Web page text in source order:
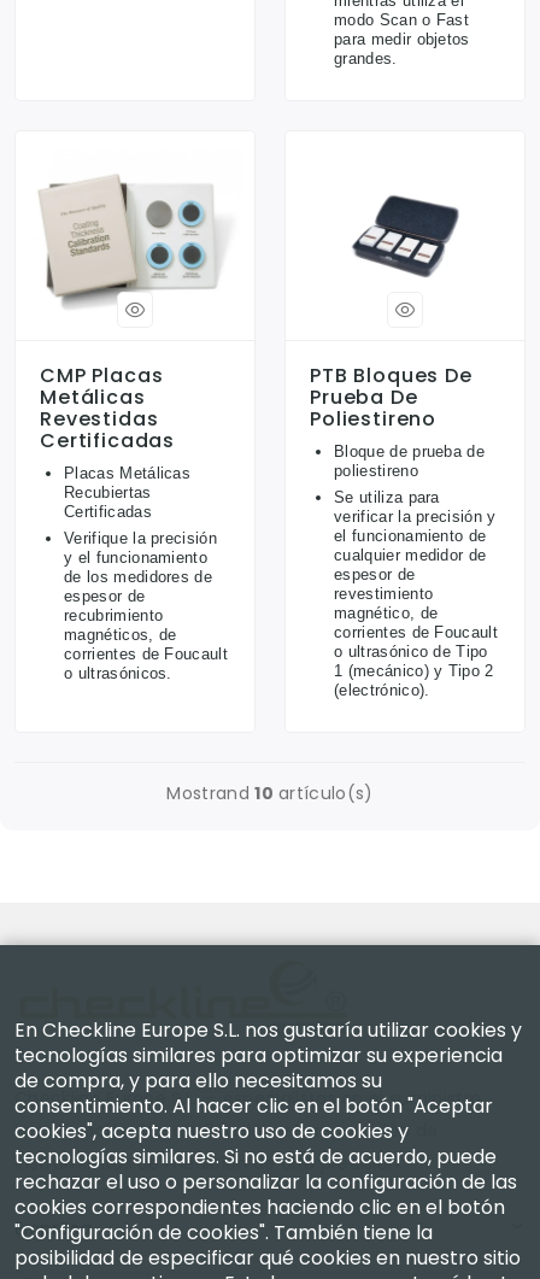
modo Scan o Fast
para medir objetos
grandes.
CMP Placas
Metálicas
Revestidas
Certificadas
Placas Metálicas
Recubiertas
Certificadas
Verifique la precisión
y el funcionamiento
de los medidores de
espesor de
recubrimiento
magnéticos, de
corrientes de Foucault
o ultrasónicos.
PTB Bloques De
Prueba De
Poliestireno
Bloque de prueba de
poliestireno
Se utiliza para
verificar la precisión y
el funcionamiento de
cualquier medidor de
espesor de
revestimiento
magnético, de
corrientes de Foucault
o ultrasónico de Tipo
1 (mecánico) y Tipo 2
(electrónico).
Mostrand10 artículo(s)
Checkline Europe S.L. — especialistas en el suministro,
la calibración, la certificación y la reparación de
instrumentos de medición de alta precisión.
Empresa
En Checkline Europe S.L. nos gustaría utilizar cookies y
tecnologías similares para optimizar su experiencia
de compra, y para ello necesitamos su
consentimiento. Al hacer clic en el botón "Aceptar
cookies", acepta nuestro uso de cookies y
tecnologías similares. Si no está de acuerdo, puede
rechazar el uso o personalizar la configuración de las
cookies correspondientes haciendo clic en el botón
"Configuración de cookies". También tiene la
posibilidad de especificar qué cookies en nuestro sitio